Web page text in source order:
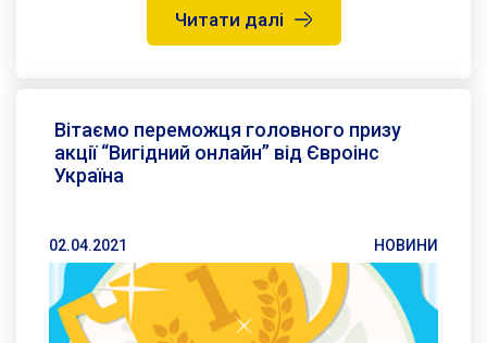
Читати далі
Вітаємо переможця головного призу
акції “Вигідний онлайн” від Євроінс
Україна
02.04.2021 НОВИНИ